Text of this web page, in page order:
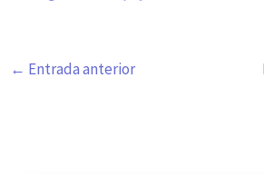
← Entrada anterior